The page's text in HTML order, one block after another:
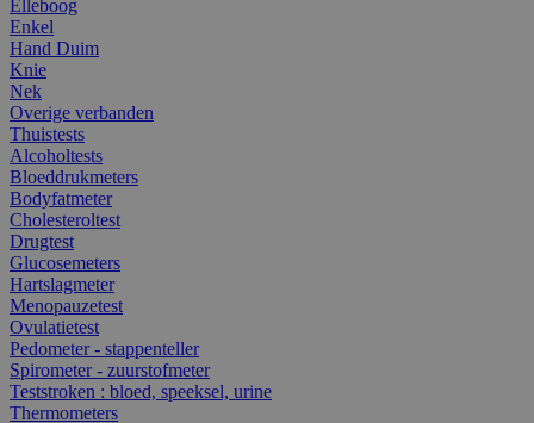
Elleboog
Enkel
Hand Duim
Knie
Nek
Overige verbanden
Thuistests
Alcoholtests
Bloeddrukmeters
Bodyfatmeter
Cholesteroltest
Drugtest
Glucosemeters
Hartslagmeter
Menopauzetest
Ovulatietest
Pedometer - stappenteller
Spirometer - zuurstofmeter
Teststroken : bloed, speeksel, urine
Thermometers